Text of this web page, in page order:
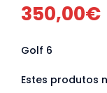
350,00€
Golf 6
Estes produtos